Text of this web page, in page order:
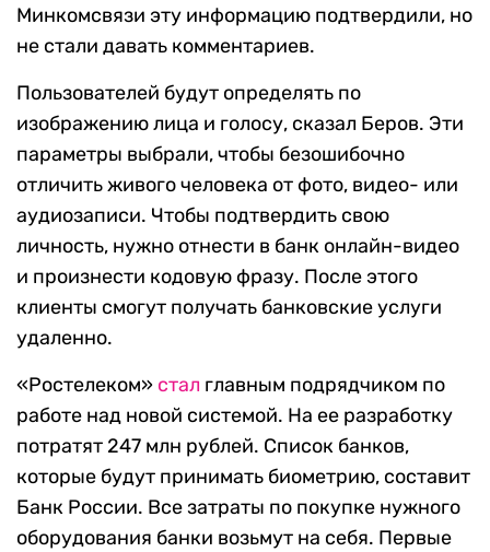
Минкомсвязи эту информацию подтвердили, но
не стали давать комментариев.
Пользователей будут определять по
изображению лица и голосу, сказал Беров. Эти
параметры выбрали, чтобы безошибочно
отличить живого человека от фото, видео- или
аудиозаписи. Чтобы подтвердить свою
личность, нужно отнести в банк онлайн-видео
и произнести кодовую фразу. После этого
клиенты смогут получать банковские услуги
удаленно.
«Ростелеком» стал главным подрядчиком по
работе над новой системой. На ее разработку
потратят 247 млн рублей. Список банков,
которые будут принимать биометрию, составит
Банк России. Все затраты по покупке нужного
оборудования банки возьмут на себя. Первые